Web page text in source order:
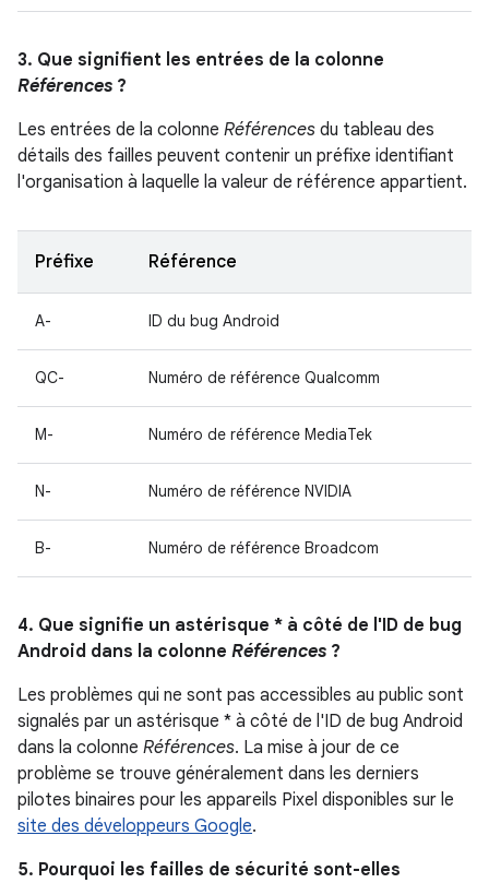
3. Que signifient les entrées de la colonne
Références ?
Les entrées de la colonne Références du tableau des
détails des failles peuvent contenir un préfixe identifiant
l'organisation à laquelle la valeur de référence appartient.
Préfixe Référence
A- ID du bug Android
QC- Numéro de référence Qualcomm
M- Numéro de référence MediaTek
N- Numéro de référence NVIDIA
B- Numéro de référence Broadcom
4. Que signifie un astérisque * à côté de l'ID de bug
Android dans la colonne Références ?
Les problèmes qui ne sont pas accessibles au public sont
signalés par un astérisque * à côté de l'ID de bug Android
dans la colonne Références. La mise à jour de ce
problème se trouve généralement dans les derniers
pilotes binaires pour les appareils Pixel disponibles sur le
site des développeurs Google.
5. Pourquoi les failles de sécurité sont-elles